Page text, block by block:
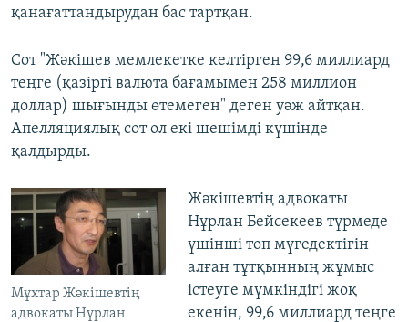
қанағаттандырудан бас тартқан.
Сот "Жәкішев мемлекетке келтірген 99,6 миллиард
теңге (қазіргі валюта бағамымен 258 миллион
доллар) шығынды өтемеген" деген уәж айтқан.​
Апелляциялық сот ол екі шешімді күшінде
қалдырды.
Мұхтар Жәкішевтің
адвокаты Нұрлан
Жәкішевтің адвокаты
Нұрлан Бейсекеев түрмеде
үшінші топ мүгедектігін
алған тұтқынның жұмыс
істеуге мүмкіндігі жоқ
екенін, 99,6 миллиард теңге